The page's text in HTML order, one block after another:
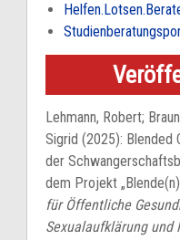
Lehmann, Robert;
Sigrid (2025): Blended
der
dem Projekt
für Öffentliche
Sexualaufklärung und